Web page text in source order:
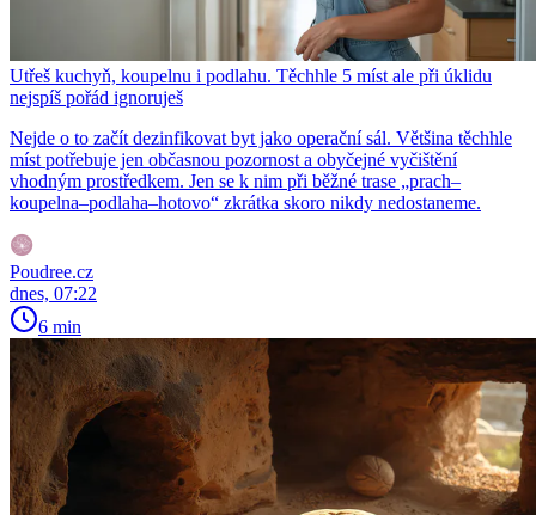
Utřeš kuchyň, koupelnu i podlahu. Těchhle 5 míst ale při úklidu
nejspíš pořád ignoruješ
Nejde o to začít dezinfikovat byt jako operační sál. Většina těchhle
míst potřebuje jen občasnou pozornost a obyčejné vyčištění
vhodným prostředkem. Jen se k nim při běžné trase „prach–
koupelna–podlaha–hotovo“ zkrátka skoro nikdy nedostaneme.
Poudree.cz
dnes, 07:22
6 min